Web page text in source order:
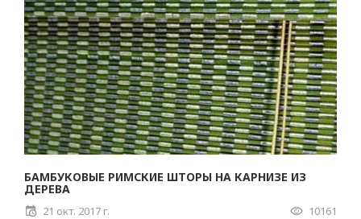
БАМБУКОВЫЕ РИМСКИЕ ШТОРЫ НА КАРНИЗЕ ИЗ
ДЕРЕВА
21 окт. 2017 г. 10161